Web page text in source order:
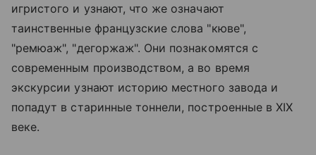
игристого и узнают, что же означают
таинственные французские слова "кюве",
"ремюаж", "дегоржаж". Они познакомятся с
современным производством, а во время
экскурсии узнают историю местного завода и
попадут в старинные тоннели, построенные в XIX
веке.